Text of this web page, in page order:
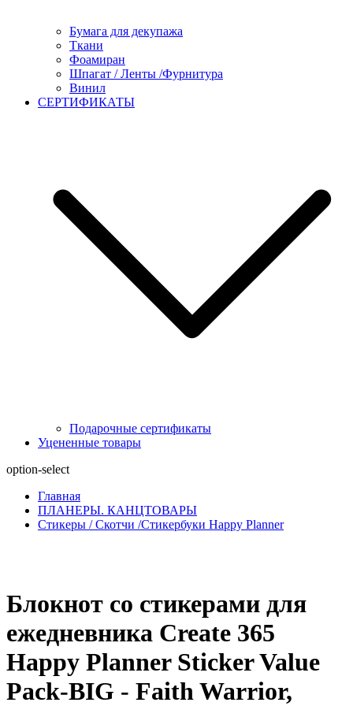
Бумага для декупажа
Ткани
Фоамиран
Шпагат / Ленты /Фурнитура
Винил
СЕРТИФИКАТЫ
Подарочные сертификаты
Уцененные товары
option-select
Главная
ПЛАНЕРЫ. КАНЦТОВАРЫ
Стикеры / Скотчи /Стикербуки Happy Planner
Блокнот со стикерами для
ежедневника Create 365
Happy Planner Sticker Value
Pack-BIG - Faith Warrior,